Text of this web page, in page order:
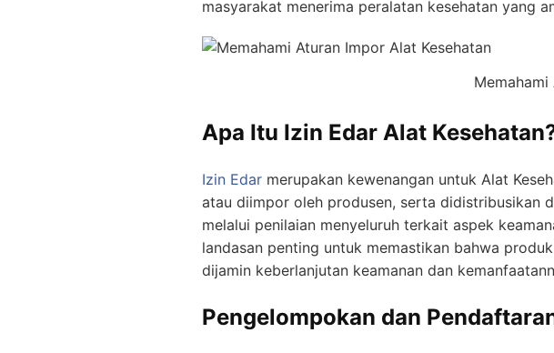
masyarakat menerima peralatan kesehatan yang
Apa Itu Izin Edar Alat
Izin Edar merupakan kewenangan untuk Alat
atau diimpor oleh produsen, serta didistribusikan
melalui penilaian menyeluruh terkait aspek
landasan penting untuk memastikan bahwa
dijamin keberlanjutan keamanan dan
Pengelompokan dan